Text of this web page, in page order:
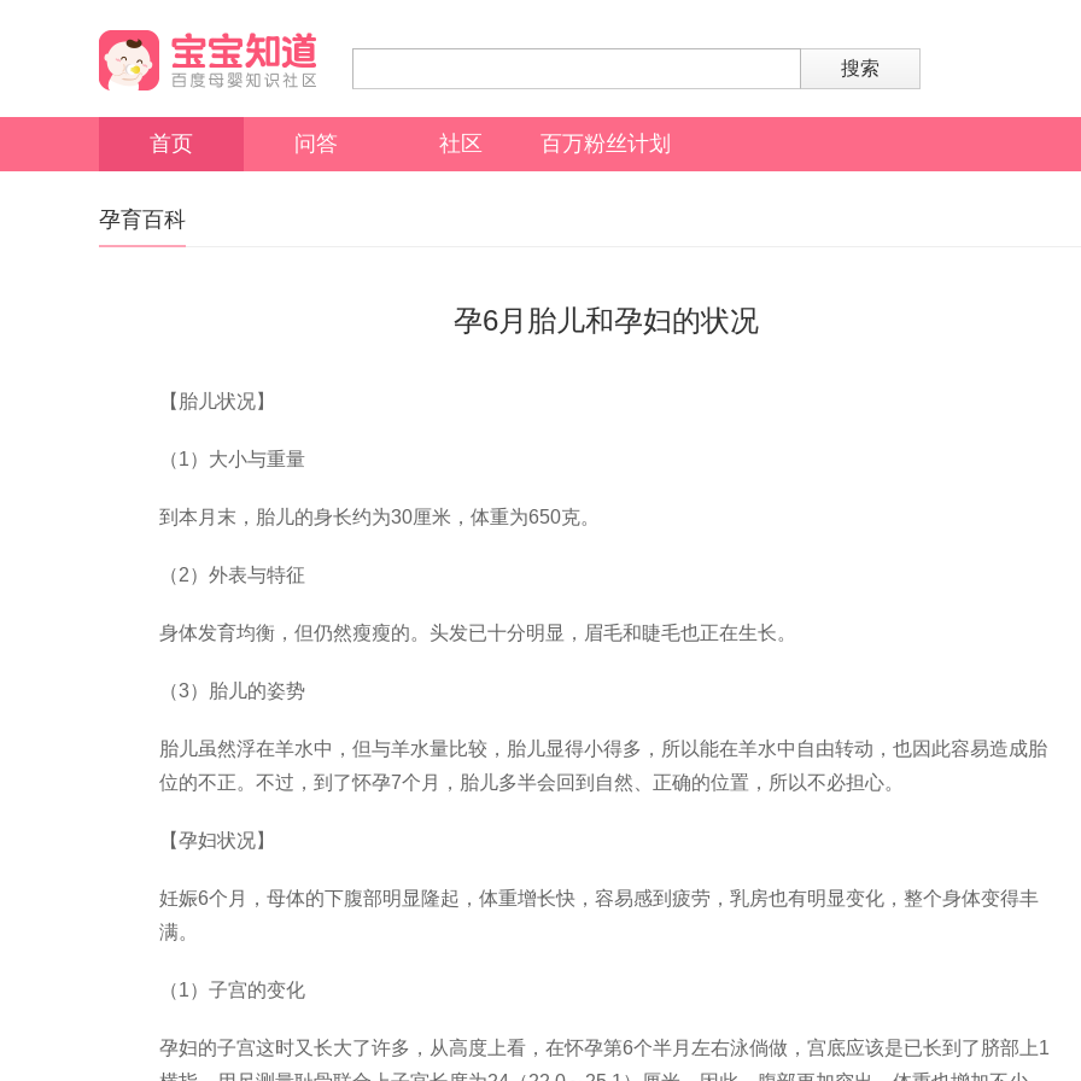
搜索
首页 问答 社区 百万粉丝计划
孕育百科
孕6月胎儿和孕妇的状况
【胎儿状况】
（1）大小与重量
到本月末，胎儿的身长约为30厘米，体重为650克。
（2）外表与特征
身体发育均衡，但仍然瘦瘦的。头发已十分明显，眉毛和睫毛也正在生长。
（3）胎儿的姿势
胎儿虽然浮在羊水中，但与羊水量比较，胎儿显得小得多，所以能在羊水中自由转动，也因此容易造成胎
位的不正。不过，到了怀孕7个月，胎儿多半会回到自然、正确的位置，所以不必担心。
【孕妇状况】
妊娠6个月，母体的下腹部明显隆起，体重增长快，容易感到疲劳，乳房也有明显变化，整个身体变得丰
满。
（1）子宫的变化
孕妇的子宫这时又长大了许多，从高度上看，在怀孕第6个半月左右泳倘做，宫底应该是已长到了脐部上1